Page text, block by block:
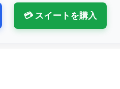
💳 スイートを購入